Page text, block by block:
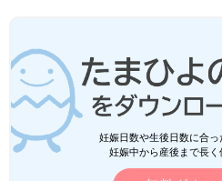
妊娠日数や生後日数に合
妊娠中から産後まで長く